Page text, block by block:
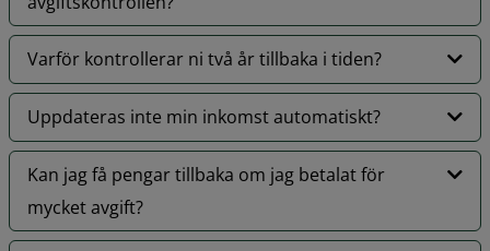
Varför kontrollerar ni två år tillbaka i tiden?
Uppdateras inte min inkomst automatiskt?
Kan jag få pengar tillbaka om jag betalat för
mycket avgift?